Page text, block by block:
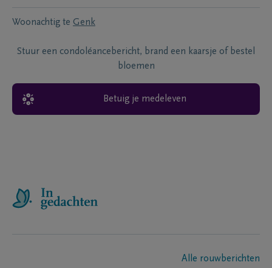
Woonachtig te Genk
Stuur een condoléancebericht, brand een kaarsje of bestel
bloemen
Betuig je medeleven
Alle rouwberichten